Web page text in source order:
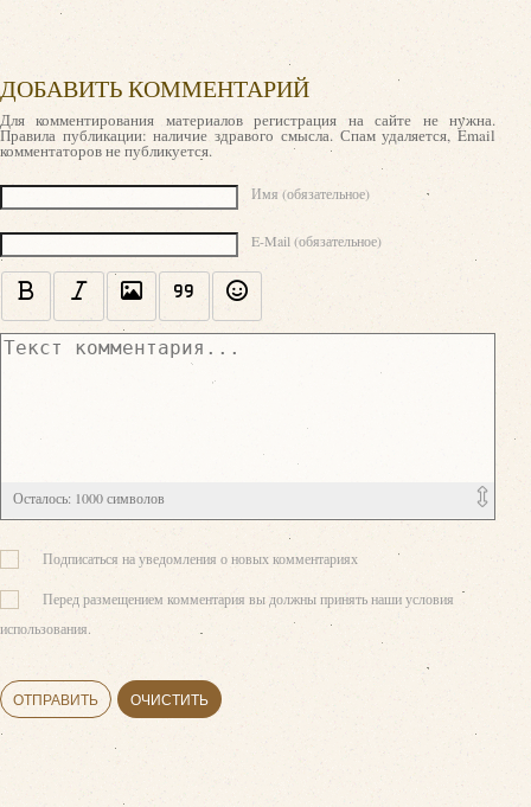
ДОБАВИТЬ КОММЕНТАРИЙ
Для комментирования материалов регистрация на сайте не нужна.
Правила публикации: наличие здравого смысла. Спам удаляется, Email
комментаторов не публикуется.
Имя (обязательное)
E-Mail (обязательное)
Текст комментария
Осталось: 1000символов
Подписаться на уведомления о новых комментариях
Перед размещением комментария вы должны принять наши условия
использования.
ОТПРАВИТЬ ОЧИСТИТЬ